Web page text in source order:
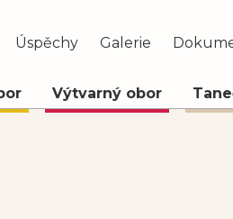
Úspěchy Galerie
Výtvarný obor